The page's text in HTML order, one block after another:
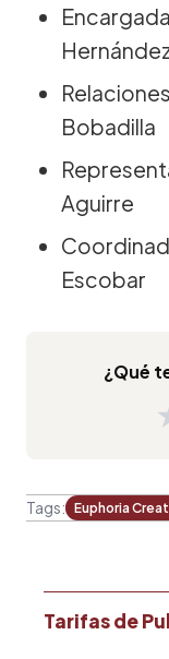
Bobadilla
Aguirre
Escobar
¿Qué
Tags: Euphoria
Tarifas de